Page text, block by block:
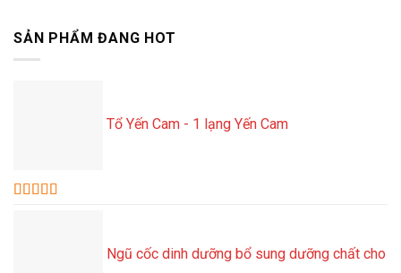
SẢN PHẨM ĐANG HOT
Tổ Yến Cam - 1 lạng Yến Cam
Ngũ cốc dinh dưỡng bổ sung dưỡng chất cho